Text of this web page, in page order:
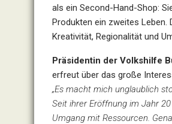
als ein Second-Hand-Shop:
Produkten ein zweites Leben.
Kreativität, Regionalität und
Präsidentin der Volkshilfe
erfreut über das große
„Es macht mich unglaublich
Seit ihrer Eröffnung im Jahr
Umgang mit Ressourcen.